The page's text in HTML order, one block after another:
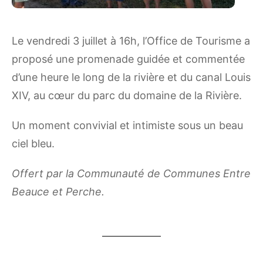
Le vendredi 3 juillet à 16h, l’Office de Tourisme a
proposé une promenade guidée et commentée
d’une heure le long de la rivière et du canal Louis
XIV, au cœur du parc du domaine de la Rivière.
Un moment convivial et intimiste sous un beau
ciel bleu.
Offert par la Communauté de Communes Entre
Beauce et Perche.